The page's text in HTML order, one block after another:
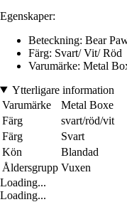
Egenskaper:
Beteckning: Bear
Färg: Svart/ Vit/ Röd
Varumärke: Metal
Ytterligare information
Varumärke
Metal Boxe
Färg
svart/röd/vit
Färg
Svart
Kön
Blandad
Åldersgrupp Vuxen
Loading...
Loading...